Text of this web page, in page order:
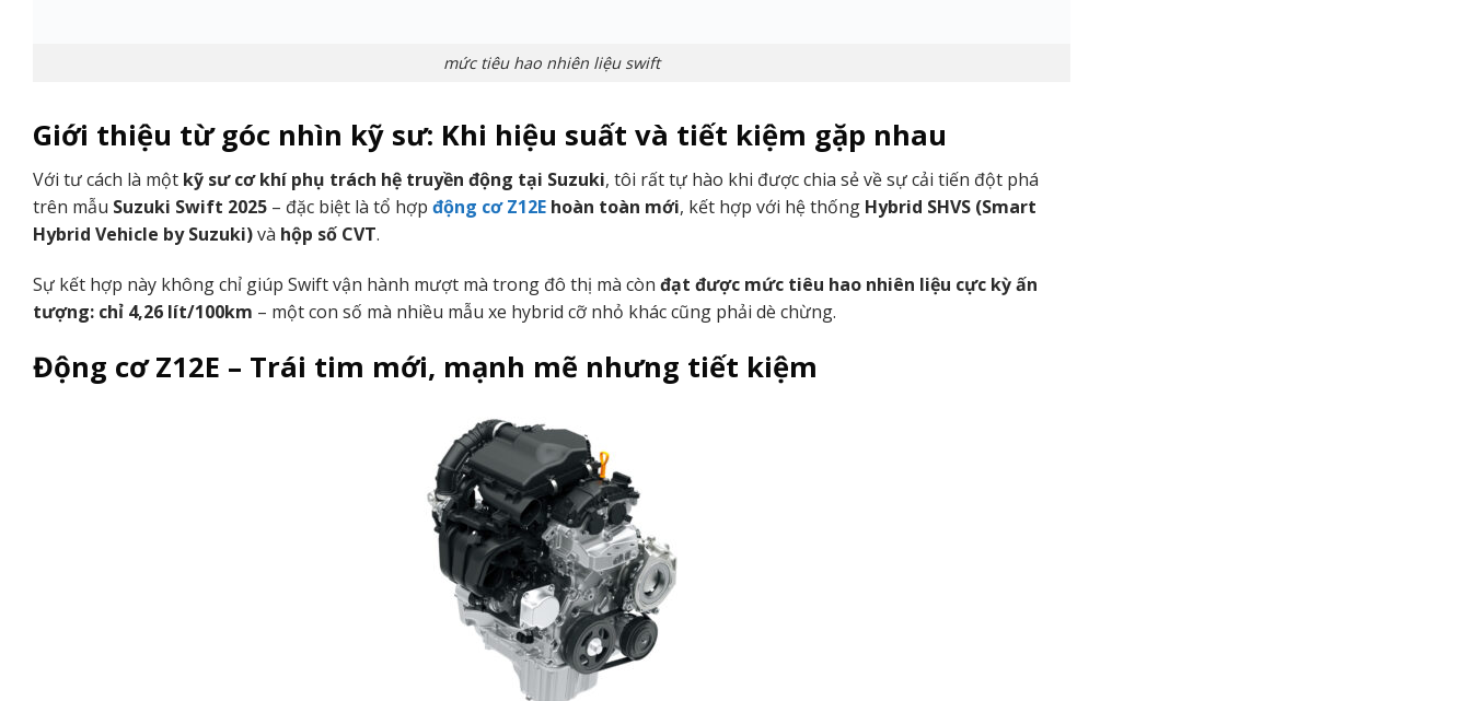
mức tiêu hao nhiên liệu swift
Giới thiệu từ góc nhìn kỹ sư: Khi hiệu suất và tiết kiệm gặp nhau
Với tư cách là một kỹ sư cơ khí phụ trách hệ truyền động tại Suzuki, tôi rất tự hào khi được chia sẻ về sự cải tiến đột phá
trên mẫu Suzuki Swift 2025 – đặc biệt là tổ hợp động cơ Z12E hoàn toàn mới, kết hợp với hệ thống Hybrid SHVS (Smart
Hybrid Vehicle by Suzuki)và hộp số CVT.
Sự kết hợp này không chỉ giúp Swift vận hành mượt mà trong đô thị mà còn đạt được mức tiêu hao nhiên liệu cực kỳ ấn
tượng: chỉ 4,26 lít/100km – một con số mà nhiều mẫu xe hybrid cỡ nhỏ khác cũng phải dè chừng.
Động cơ Z12E – Trái tim mới, mạnh mẽ nhưng tiết kiệm